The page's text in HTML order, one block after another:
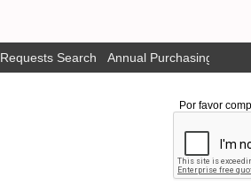
Requests Search Annual Purchasing Plan
Por favor